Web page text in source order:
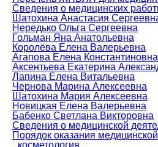
Сведения о медицинских
Шатохина Анастасия
Нередько Ольга Сергеевна
Гольман Яна Анатольевна
Королёва Елена Валерьевна
Агапова Елена Константиновна
Аксентьева Екатерина
Лапина Елена Витальевна
Чернова Марина Алексеевна
Шатохина Мария Алексеевна
Новицкая Елена Валерьевна
Бабенко Светлана Викторовна
Сведения о медицинской
Порядок оказания
_косметология_